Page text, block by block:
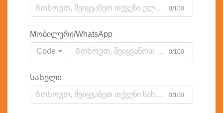
0/100
Мობილური/WhatsApp
Code
0/100
Სახელი
0/100